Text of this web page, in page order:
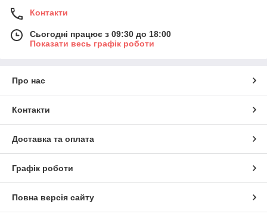
Контакти
Сьогодні працює з 09:30 до 18:00
Показати весь графік роботи
Про нас
Контакти
Доставка та оплата
Графік роботи
Повна версія сайту